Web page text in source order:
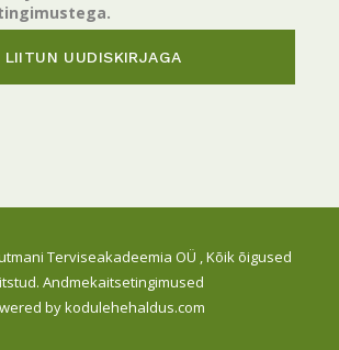
Terviseakadeemia OÜ , Kõik õigused
Andmekaitsetingimused
bykodulehehaldus.com